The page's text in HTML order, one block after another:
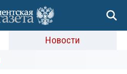
Новости